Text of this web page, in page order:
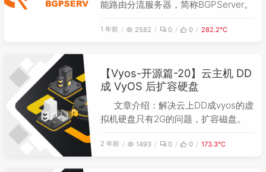
能路由分流服务器，简称BGPServer。
1 年前 2582 0 0 282.2℃
【Vyos-开源篇-20】云主机 DD
成 VyOS 后扩容硬盘
文章介绍：解决云上DD成vyos的虚
拟机硬盘只有2G的问题，扩容磁盘。
2 年前 1493 0 0 173.3℃